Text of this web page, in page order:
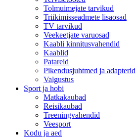
Tolmuimejate tarvikud
Triikimisseadmete lisaosad
TV tarvikud
Veekeetjate varuosad
Kaabli kinnitusvahendid
Kaablid
Patareid
Pikendusjuhtmed ja adapterid
Valgustus
Sport ja hobi
Matkakaubad
Reisikaubad
Treeningvahendid
Veesport
Kodu ja aed